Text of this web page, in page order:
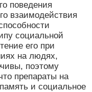
поведения
взаимодействия
социальной
его при
на людях,
поэтому
препараты на
и социальное